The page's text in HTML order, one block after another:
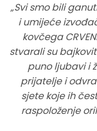
„Svi smo bili
i umijeće
kovčega
stvarali su
puno ljubavi i
prijatelje i
sjete koje ih
raspoloženje